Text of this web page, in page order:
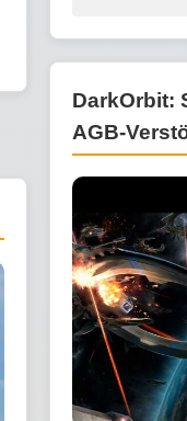
DarkOrbit:
AGB-